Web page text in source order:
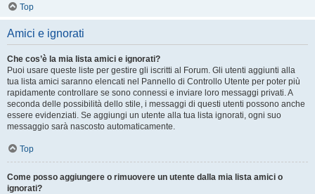
Top
Amici e ignorati
Che cos’è la mia lista amici e ignorati?
Puoi usare queste liste per gestire gli iscritti al Forum. Gli utenti aggiunti alla
tua lista amici saranno elencati nel Pannello di Controllo Utente per poter più
rapidamente controllare se sono connessi e inviare loro messaggi privati. A
seconda delle possibilità dello stile, i messaggi di questi utenti possono anche
essere evidenziati. Se aggiungi un utente alla tua lista ignorati, ogni suo
messaggio sarà nascosto automaticamente.
Top
Come posso aggiungere o rimuovere un utente dalla mia lista amici o
ignorati?